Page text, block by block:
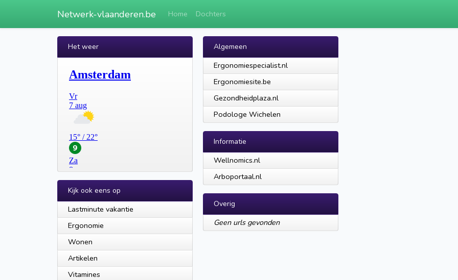
Netwerk-vlaanderen.be Home Dochters
Het weer
Kijk ook eens op
Lastminute vakantie
Ergonomie
Wonen
Artikelen
Vitamines
Algemeen
Ergonomiespecialist.nl
Ergonomiesite.be
Gezondheidplaza.nl
Podologe Wichelen
Informatie
Wellnomics.nl
Arboportaal.nl
Overig
Geen urls gevonden